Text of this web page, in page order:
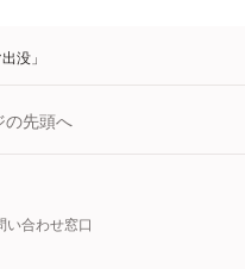
没」
の先頭へ
い合わせ窓口